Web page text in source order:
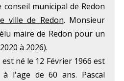
municipal de Redon
ville de Redon. Monsieur
maire de Redon pour un
à 2026).
né le 12 Février 1966 est
l'age de 60 ans. Pascal